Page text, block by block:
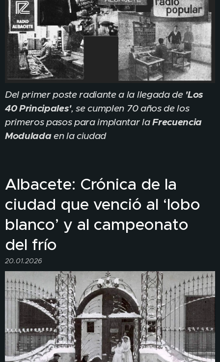
Del primer poste radiante a la llegada de 'Los
40 Principales', se cumplen 70 años de los
primeros pasos para implantar laFrecuencia
Moduladaen la ciudad
Albacete: Crónica de la
ciudad que venció al ‘lobo
blanco’ y al campeonato
del frío
20.01.2026